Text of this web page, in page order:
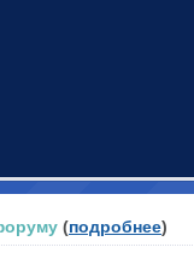
(подробнее)